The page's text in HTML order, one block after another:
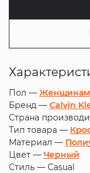
Пол — Женщинам
Бренд — Calvin
Страна
Тип товара —
Материал —
Цвет — Черный
Стиль — Casual